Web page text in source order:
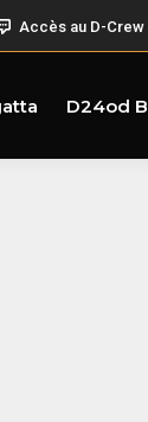
Accès au D-Crew
D24od